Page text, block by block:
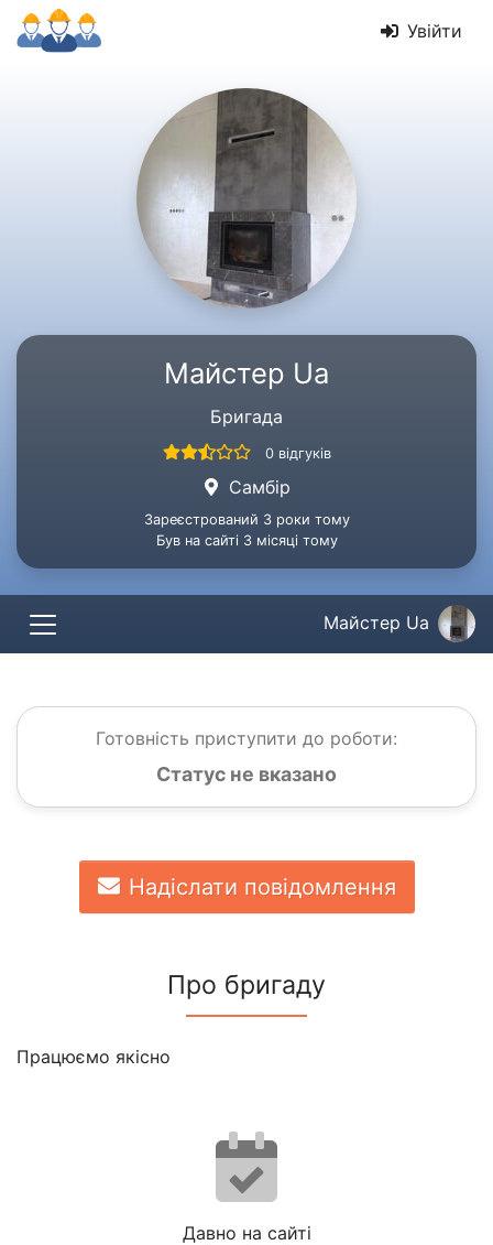
Увійти
Майстер Ua
Бригада
0 відгуків
Самбір
Зареєстрований 3 роки тому
Був на сайті 3 місяці тому
Майстер Ua
Готовність приступити до роботи:
Статус не вказано
Надіслати повідомлення
Про бригаду
Працюємо якісно
Давно на сайті